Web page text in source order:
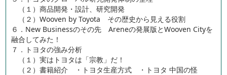
（１）商品開発・設計、研究開発
（２）Wooven by Toyota その歴史から見える役割
６．New Businessのその先 Areneの発展版とWooven Cityを
融合してみた！
７．トヨタの強み分析
（１）実はトヨタは「宗教」だ！
（２）書籍紹介 ・トヨタ生産方式 ・トヨタ 中国の怪